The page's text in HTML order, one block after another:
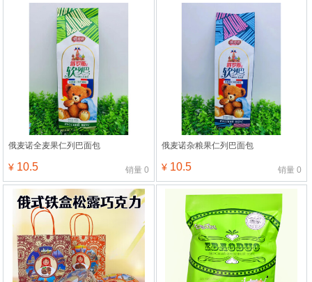
俄麦诺全麦果仁列巴面包
¥ 10.5 销量 0
俄麦诺杂粮果仁列巴面包
¥10.5 销量 0